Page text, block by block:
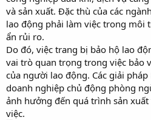
và sản xuất. Đặc thù của các
lao động phải làm việc trong môi
ẩn rủi ro.
Do đó, việc trang bị bảo hộ lao
vai trò quan trọng trong việc bảo
của người lao động. Các giải
doanh nghiệp chủ động phòng
ảnh hưởng đến quá trình sản
việc.